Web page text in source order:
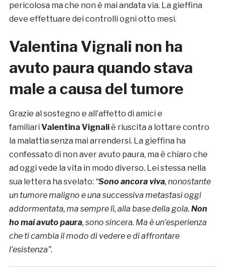
pericolosa ma che non è mai andata via. La gieffina
deve effettuare dei controlli ogni otto mesi.
Valentina Vignali non ha
avuto paura quando stava
male a causa del tumore
Grazie al sostegno e all’affetto di amici e
familiari Valentina Vignaliè riuscita a lottare contro
la malattia senza mai arrendersi. La gieffina ha
confessato di non aver avuto paura, ma è chiaro che
ad oggi vede la vita in modo diverso. Lei stessa nella
sua lettera ha svelato: “Sono ancora viva, nonostante
un tumore maligno e una successiva metastasi oggi
addormentata, ma sempre lì, alla base della gola. Non
ho mai avuto paura, sono sincera. Ma è un’esperienza
che ti cambia il modo di vedere e di affrontare
l’esistenza”.